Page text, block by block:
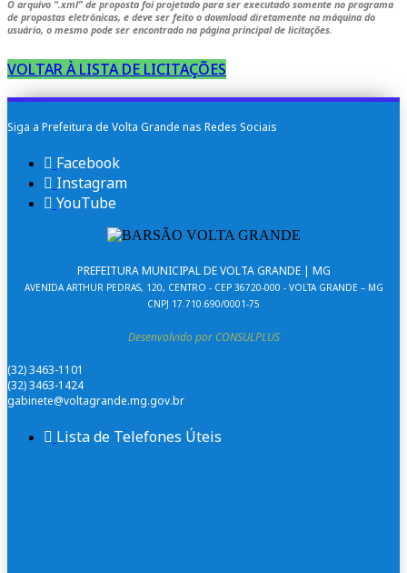
O arquivo “.xml”de proposta foi projetado para ser executado somente no programa
de propostas eletrônicas, e deve ser feito o download diretamente na máquina do
usuário, o mesmo pode ser encontrado na página principal de licitações.
VOLTAR À LISTA DE LICITAÇÕES
Siga a Prefeitura de Volta Grande nas Redes Sociais
Facebook
Instagram
YouTube
PREFEITURA MUNICIPAL DE VOLTA GRANDE | MG
AVENIDA ARTHUR PEDRAS, 120, CENTRO - CEP 36720-000 - VOLTA GRANDE – MG
CNPJ 17.710.690/0001-75
Desenvolvido por CONSULPLUS
(32) 3463-1101
(32) 3463-1424
gabinete@voltagrande.mg.gov.br
Lista de Telefones Úteis